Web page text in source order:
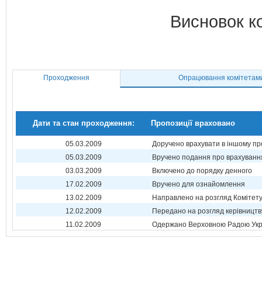
Висновок
Проходження Опрацювання
Дати та стан проходження: Пропозиції враховано
05.03.2009
Доручено врахувати в іншому
05.03.2009
Вручено подання про
03.03.2009
Включено до порядку денного
17.02.2009
Вручено для ознайомлення
13.02.2009
Направлено на розгляд Комітету
12.02.2009
Передано на розгляд
11.02.2009
Одержано Верховною Радою